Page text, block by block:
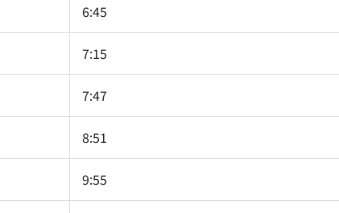
6:45
7:15
7:47
8:51
9:55